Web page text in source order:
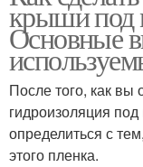
крыши под
Основные
После того, как вы
гидроизоляция
определиться с
этого пленка.